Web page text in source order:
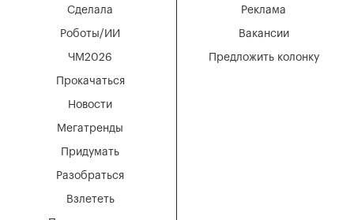
Мегатренды
Придумать
Разобраться
Взлететь
Новости
Сделала
Роботы/ИИ
ЧМ2026
Прокачаться
Вакансии
Реклама
Предложить колонку